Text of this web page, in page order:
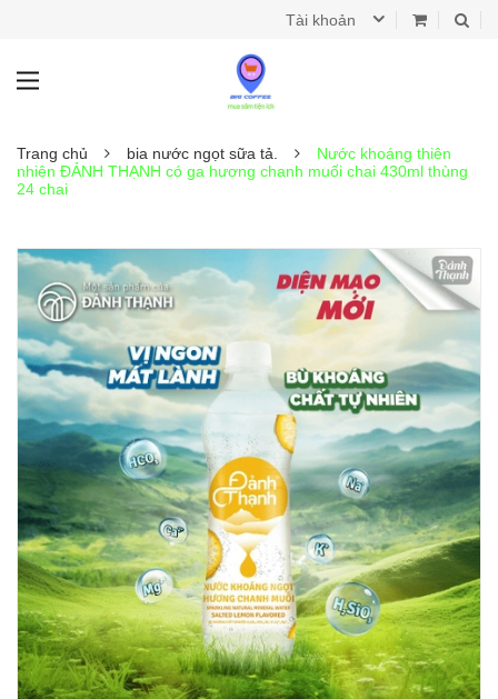
Tài khoản
Trang chủ bia nước ngọt sữa tả.
Nước khoáng thiên
nhiên ĐẢNH THẠNH có ga hương chanh muối chai 430ml thùng
24 chai